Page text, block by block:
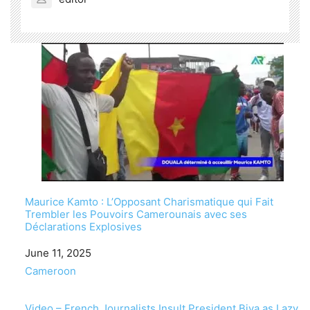
Maurice Kamto : L’Opposant Charismatique qui Fait
Trembler les Pouvoirs Camerounais avec ses
Déclarations Explosives
Date
June 11, 2025
In relation to
Cameroon